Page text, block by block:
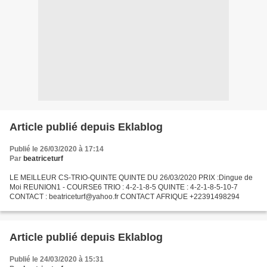
Article publié depuis Eklablog
Publié le 26/03/2020 à 17:14
Par beatriceturf
LE MEILLEUR CS-TRIO-QUINTE QUINTE DU 26/03/2020 PRIX :Dingue de
Moi REUNION1 - COURSE6 TRIO : 4-2-1-8-5 QUINTE : 4-2-1-8-5-10-7
CONTACT : beatriceturf@yahoo.fr CONTACT AFRIQUE +22391498294
Article publié depuis Eklablog
Publié le 24/03/2020 à 15:31